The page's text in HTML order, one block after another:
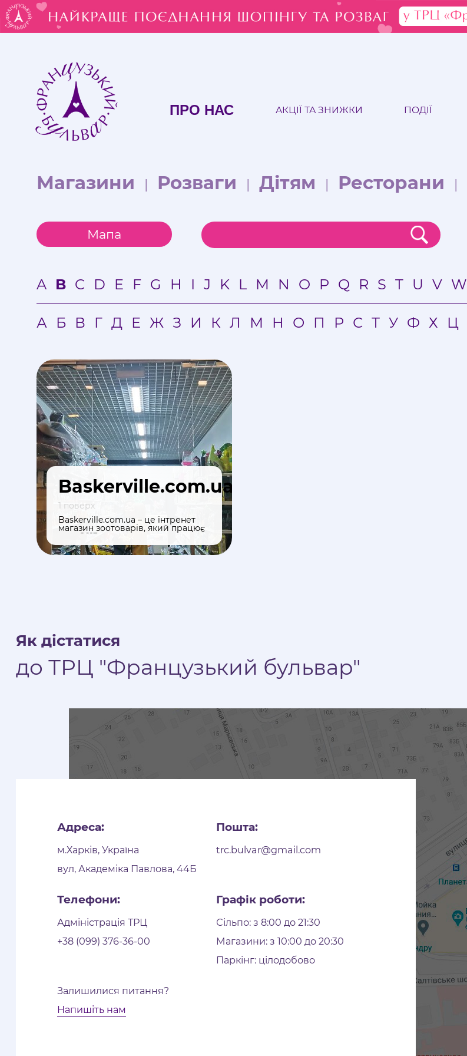
ПРО НАС АКЦІЇ ТА ЗНИЖКИ ПОДІЇ
Магазини Розваги Дітям Ресторани
Мапа
A B C D E F G H I J K L M N O P Q R S T U V W
А Б В Г Д Е Ж З И К Л М Н О П Р С Т У Ф Х Ц
Baskerville.com.ua
1 поверх
Baskerville.com.ua – це інтренет
магазин зоотоварів, який працює
ще з 2013 р.
Як дістатися
до ТРЦ "Французький бульвар"
Адреса:
м.Харків, Україна
вул, Академіка Павлова, 44Б
Пошта:
trc.bulvar@gmail.com
Телефони:
Адміністрація ТРЦ
+38 (099) 376-36-00
Графік роботи:
Сільпо: з 8:00 до 21:30
Магазини: з 10:00 до 20:30
Паркінг: цілодобово
Залишилися питання?
Напишіть нам